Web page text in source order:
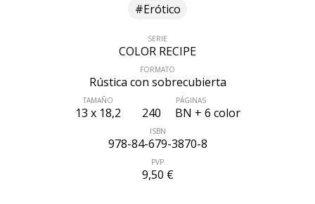
#Erótico
SERIE
COLOR RECIPE
FORMATO
Rústica con sobrecubierta
TAMAÑO
13 x 18,2
PÁGINAS
240 BN + 6 color
ISBN
978-84-679-3870-8
PVP
9,50 €